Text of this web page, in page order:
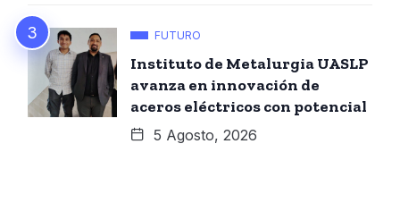
FUTURO
Instituto de Metalurgia UASLP
avanza en innovación de
aceros eléctricos con potencial
5 Agosto, 2026